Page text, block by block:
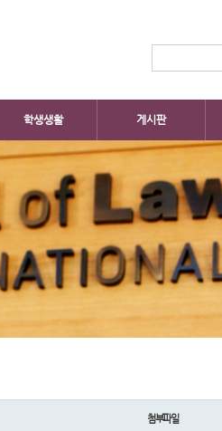
학생생활 게시판
첨부파일